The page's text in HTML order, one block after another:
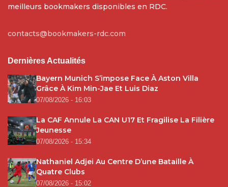
meilleurs bookmakers disponibles en RDC.
contacts@bookmakers-rdc.com
Dernières Actualités
Bayern Munich S’impose Face À Aston Villa
Grâce À Kim Min-Jae Et Luis Diaz
07/08/2026 - 16:03
La CAF Annule La CAN U17 Et Fragilise La Filière
Jeunesse
07/08/2026 - 15:34
Nathaniel Adjei Au Centre D’une Bataille À
Quatre Clubs
07/08/2026 - 15:02